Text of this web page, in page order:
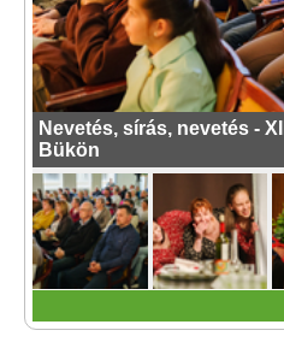
Nevetés, sírás, nevetés -
Bükön